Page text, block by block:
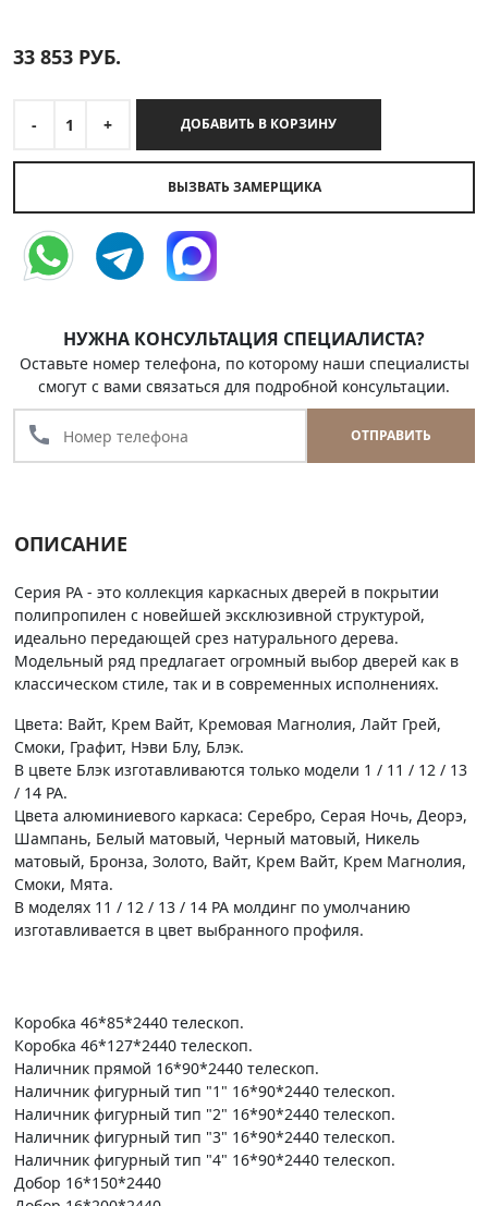
33 853 РУБ.
- 1 + ДОБАВИТЬ В КОРЗИНУ
ВЫЗВАТЬ ЗАМЕРЩИКА
НУЖНА КОНСУЛЬТАЦИЯ СПЕЦИАЛИСТА?
Оставьте номер телефона, по которому наши специалисты
смогут с вами связаться для подробной консультации.
call ОТПРАВИТЬ
ОПИСАНИЕ
Серия PA - это коллекция каркасных дверей в покрытии
полипропилен с новейшей эксклюзивной структурой,
идеально передающей срез натурального дерева.
Модельный ряд предлагает огромный выбор дверей как в
классическом стиле, так и в современных исполнениях.
Цвета: Вайт, Крем Вайт, Кремовая Магнолия, Лайт Грей,
Смоки, Графит, Нэви Блу, Блэк.
В цвете Блэк изготавливаются только модели 1 / 11 / 12 / 13
/ 14 PA.
Цвета алюминиевого каркаса: Серебро, Серая Ночь, Деорэ,
Шампань, Белый матовый, Черный матовый, Никель
матовый, Бронза, Золото, Вайт, Крем Вайт, Крем Магнолия,
Смоки, Мята.
В моделях 11 / 12 / 13 / 14 PA молдинг по умолчанию
изготавливается в цвет выбранного профиля.
Коробка 46*85*2440 телескоп.
Коробка 46*127*2440 телескоп.
Наличник прямой 16*90*2440 телескоп.
Наличник фигурный тип "1" 16*90*2440 телескоп.
Наличник фигурный тип "2" 16*90*2440 телескоп.
Наличник фигурный тип "3" 16*90*2440 телескоп.
Наличник фигурный тип "4" 16*90*2440 телескоп.
Добор 16*150*2440